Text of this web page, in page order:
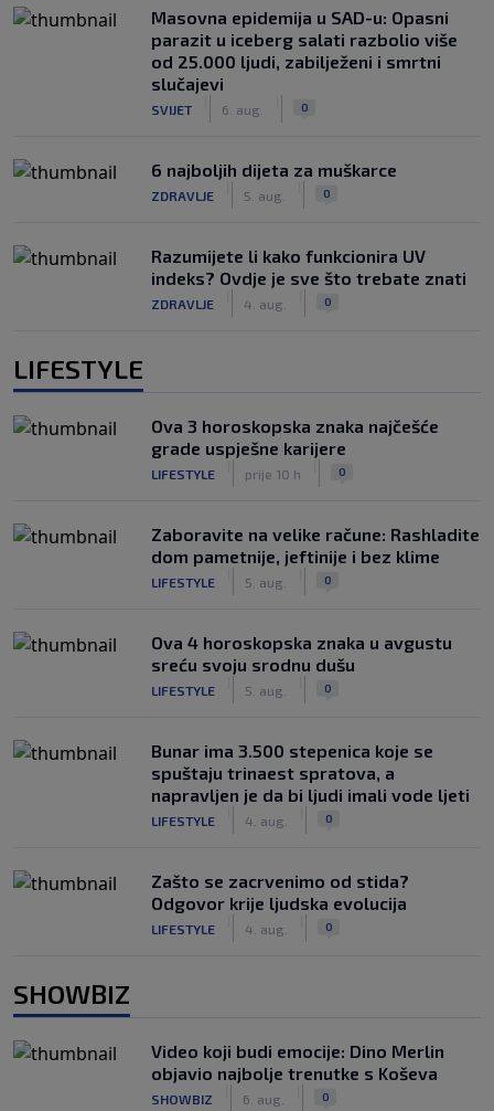
Masovna epidemija u SAD-u: Opasni
parazit u iceberg salati razbolio više
od 25.000 ljudi, zabilježeni i smrtni
slučajevi
SVIJET 6. aug. 0
6 najboljih dijeta za muškarce
ZDRAVLJE 5. aug. 0
Razumijete li kako funkcionira UV
indeks? Ovdje je sve što trebate znati
ZDRAVLJE 4. aug. 0
LIFESTYLE
Ova 3 horoskopska znaka najčešće
grade uspješne karijere
LIFESTYLE prije 10 h 0
Zaboravite na velike račune: Rashladite
dom pametnije, jeftinije i bez klime
LIFESTYLE 5. aug. 0
Ova 4 horoskopska znaka u avgustu
sreću svoju srodnu dušu
LIFESTYLE 5. aug. 0
Bunar imа 3.500 stepenica koje se
spuštaju trinaest spratova, a
napravljen je da bi ljudi imali vode ljeti
LIFESTYLE 4. aug. 0
Zašto se zacrvenimo od stida?
Odgovor krije ljudska evolucija
LIFESTYLE 4. aug. 0
SHOWBIZ
Video koji budi emocije: Dino Merlin
objavio najbolje trenutke s Koševa
SHOWBIZ 6. aug. 0